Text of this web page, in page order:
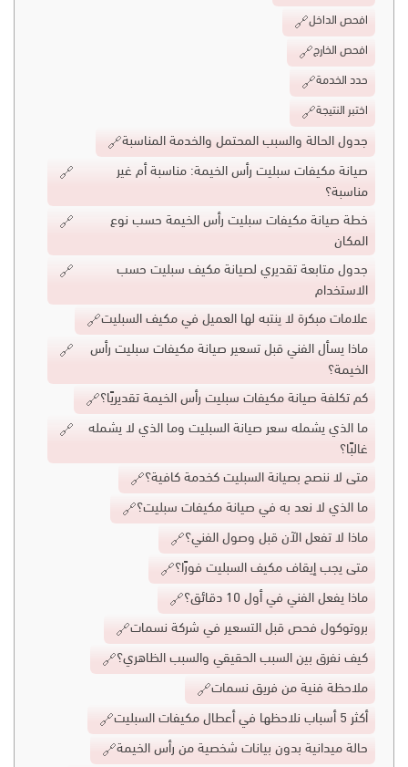
افحص الداخل
افحص الخارج
حدد الخدمة
اختبر النتيجة
جدول الحالة والسبب المحتمل والخدمة المناسبة
صيانة مكيفات سبليت رأس الخيمة: مناسبة أم غير
مناسبة؟
خطة صيانة مكيفات سبليت رأس الخيمة حسب نوع
المكان
جدول متابعة تقديري لصيانة مكيف سبليت حسب
الاستخدام
علامات مبكرة لا ينتبه لها العميل في مكيف السبليت
ماذا يسأل الفني قبل تسعير صيانة مكيفات سبليت رأس
الخيمة؟
كم تكلفة صيانة مكيفات سبليت رأس الخيمة تقديريًا؟
ما الذي يشمله سعر صيانة السبليت وما الذي لا يشمله
غالبًا؟
متى لا ننصح بصيانة السبليت كخدمة كافية؟
ما الذي لا نعد به في صيانة مكيفات سبليت؟
ماذا لا تفعل الآن قبل وصول الفني؟
متى يجب إيقاف مكيف السبليت فورًا؟
ماذا يفعل الفني في أول 10 دقائق؟
بروتوكول فحص قبل التسعير في شركة نسمات
كيف نفرق بين السبب الحقيقي والسبب الظاهري؟
ملاحظة فنية من فريق نسمات
أكثر 5 أسباب نلاحظها في أعطال مكيفات السبليت
حالة ميدانية بدون بيانات شخصية من رأس الخيمة